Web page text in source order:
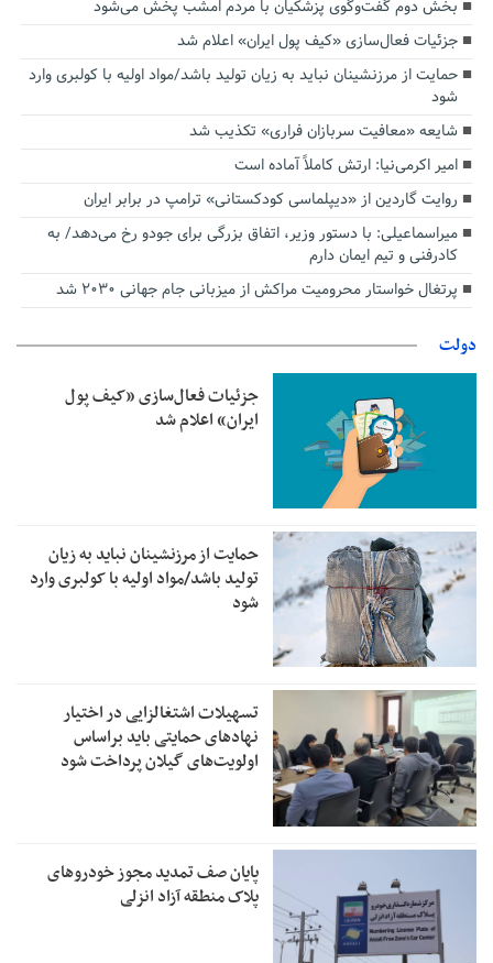
بخش دوم گفت‌وگوی پزشکیان با مردم امشب پخش می‌شود
جزئیات فعال‌سازی «کیف پول ایران» اعلام شد
حمایت از مرزنشینان نباید به زیان تولید باشد/مواد اولیه با کولبری وارد
شود
شایعه «معافیت سربازان فراری» تکذیب شد
امیر اکرمی‌نیا: ارتش کاملاً آماده است
روایت گاردین از «دیپلماسی کودکستانی» ترامپ در برابر ایران
میراسماعیلی: با دستور وزیر، اتفاق بزرگی برای جودو رخ می‌دهد/ به
کادرفنی و تیم ایمان دارم
پرتغال خواستار محرومیت مراکش از میزبانی جام جهانی ۲۰۳۰ شد
دولت
جزئیات فعال‌سازی «کیف پول
ایران» اعلام شد
حمایت از مرزنشینان نباید به زیان
تولید باشد/مواد اولیه با کولبری وارد
شود
تسهیلات اشتغالزایی در اختیار
نهادهای حمایتی باید براساس
اولویت‌های گیلان پرداخت شود
پایان صف تمدید مجوز خودروهای
پلاک منطقه آزاد انزلی